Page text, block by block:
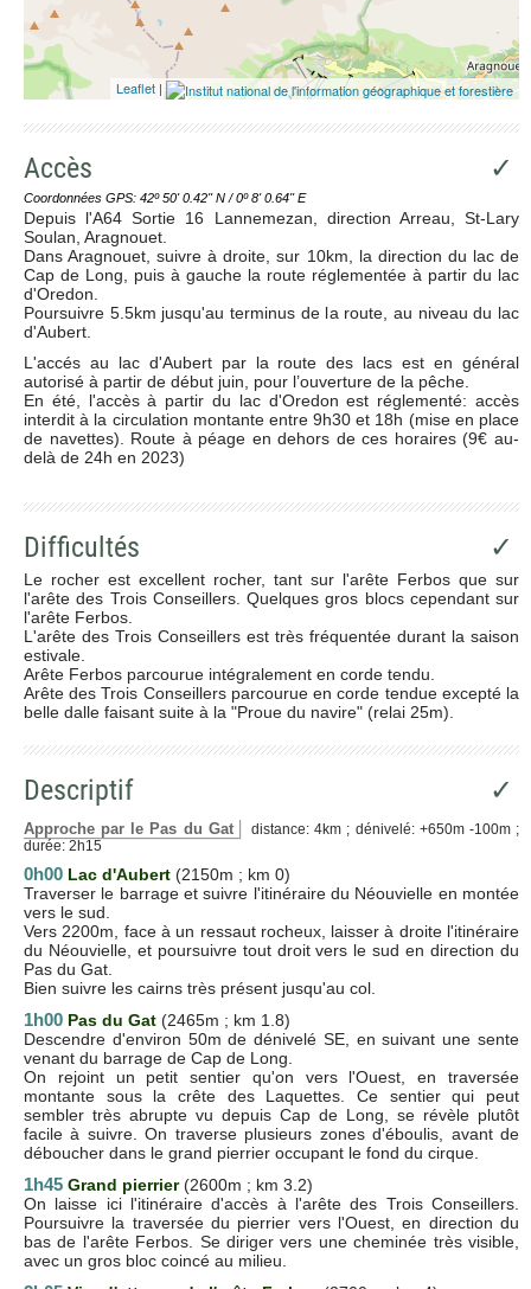
Leaflet |
Accès ✓
Coordonnées GPS: 42º 50' 0.42'' N / 0º 8' 0.64'' E
Depuis l'A64 Sortie 16 Lannemezan, direction Arreau, St-Lary
Soulan, Aragnouet.
Dans Aragnouet, suivre à droite, sur 10km, la direction du lac de
Cap de Long, puis à gauche la route réglementée à partir du lac
d'Oredon.
Poursuivre 5.5km jusqu'au terminus de la route, au niveau du lac
d'Aubert.
L'accés au lac d'Aubert par la route des lacs est en général
autorisé à partir de début juin, pour l’ouverture de la pêche.
En été, l'accès à partir du lac d'Oredon est réglementé: accès
interdit à la circulation montante entre 9h30 et 18h (mise en place
de navettes). Route à péage en dehors de ces horaires (9€ au-
delà de 24h en 2023)
Difficultés ✓
Le rocher est excellent rocher, tant sur l'arête Ferbos que sur
l'arête des Trois Conseillers. Quelques gros blocs cependant sur
l'arête Ferbos.
L'arête des Trois Conseillers est très fréquentée durant la saison
estivale.
Arête Ferbos parcourue intégralement en corde tendu.
Arête des Trois Conseillers parcourue en corde tendue excepté la
belle dalle faisant suite à la "Proue du navire" (relai 25m).
Descriptif ✓
Approche par le Pas du Gat
distance: 4km ; dénivelé: +650m -100m ;
durée: 2h15
0h00 Lac d'Aubert (2150m ; km 0)
Traverser le barrage et suivre l'itinéraire du Néouvielle en montée
vers le sud.
Vers 2200m, face à un ressaut rocheux, laisser à droite l'itinéraire
du Néouvielle, et poursuivre tout droit vers le sud en direction du
Pas du Gat.
Bien suivre les cairns très présent jusqu'au col.
1h00 Pas du Gat (2465m ; km 1.8)
Descendre d'environ 50m de dénivelé SE, en suivant une sente
venant du barrage de Cap de Long.
On rejoint un petit sentier qu'on vers l'Ouest, en traversée
montante sous la crête des Laquettes. Ce sentier qui peut
sembler très abrupte vu depuis Cap de Long, se révèle plutôt
facile à suivre. On traverse plusieurs zones d'éboulis, avant de
déboucher dans le grand pierrier occupant le fond du cirque.
1h45 Grand pierrier(2600m ; km 3.2)
On laisse ici l'itinéraire d'accès à l'arête des Trois Conseillers.
Poursuivre la traversée du pierrier vers l'Ouest, en direction du
bas de l'arête Ferbos. Se diriger vers une cheminée très visible,
avec un gros bloc coincé au milieu.